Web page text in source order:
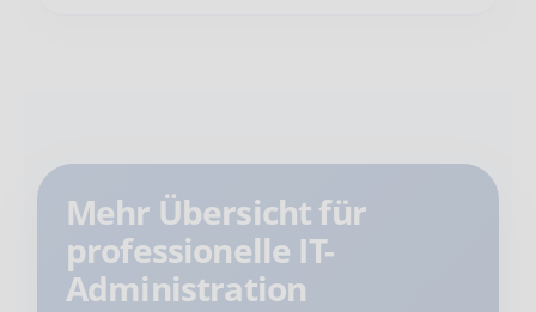
Mehr Übersicht für
professionelle IT-
Administration